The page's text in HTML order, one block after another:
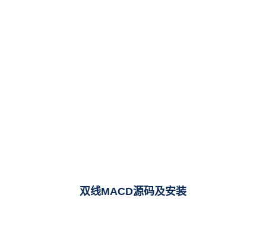
双线MACD源码及安装